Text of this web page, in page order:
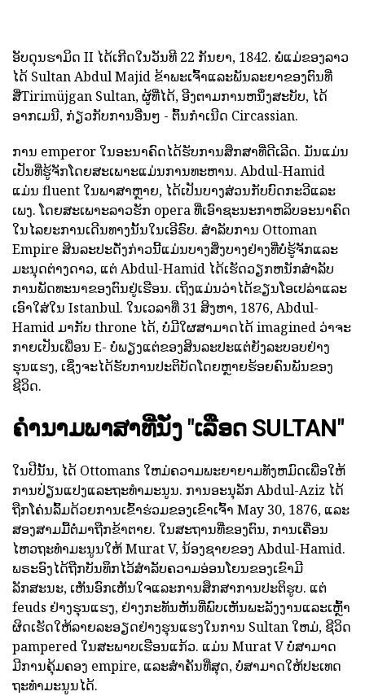
ອັບດຸນຮາມິດ II ໄດ້ເກີດໃນວັນທີ 22 ກັນຍາ, 1842. ພໍ່ແມ່ຂອງລາວ
ໄດ້ Sultan Abdul Majid ຂ້າພະເຈົ້າແລະພັນລະຍາຂອງຕົນທີ່
ສີ່Tirimüjgan Sultan, ຜູ້ທີ່ໄດ້, ອີງຕາມການຫນຶ່ງສະບັບ, ໄດ້
ອາກເມນີ, ກ່ຽວກັບການອື່ນໆ - ຕົ້ນກໍາເນີດ Circassian.
ການ emperor ໃນອະນາຄົດໄດ້ຮັບການສຶກສາທີ່ດີເລີດ. ມັນແມ່ນ
ເປັນທີ່ຮູ້ຈັກໂດຍສະເພາະແມ່ນການທະຫານ. Abdul-Hamid
ແມ່ນ fluent ໃນພາສາຫຼາຍ, ໄດ້ເປັນບາງສ່ວນກັບບົດກະວີແລະ
ເພງ. ໂດຍສະເພາະລາວຮັກ opera ທີ່ເອົາຊະນະກາຫລິບອະນາຄົດ
ໃນໄລຍະການເດີນທາງນັ້ນໃນເອີຣົບ. ສໍາລັບການ Ottoman
Empire ສິນລະປະດັ່ງກ່າວນີ້ແມ່ນບາງສິ່ງບາງຢ່າງທີ່ບໍ່ຮູ້ຈັກແລະ
ມະນຸດຕ່າງດາວ, ແຕ່ Abdul-Hamid ໄດ້ເຮັດວຽກຫນັກສໍາລັບ
ການພັດທະນາຂອງຕົນຢູ່ເຮືອນ. ເຖິງແມ່ນວ່າໄດ້ຂຽນໂອເປລ່າແລະ
ເອົາໃສ່ໃນ Istanbul. ໃນເວລາທີ່ 31 ສິງຫາ, 1876, Abdul-
Hamid ມາກັບ throne ໄດ້, ບໍ່ມີໃຜສາມາດໄດ້ imagined ວ່າຈະ
ກາຍເປັນເພື່ອນ E- ບໍ່ພຽງແຕ່ຂອງສິນລະປະແຕ່ຍັງລະບອບຢ່າງ
ຮຸນແຮງ, ເຊິ່ງຈະໄດ້ຮັບການປະຕິບັດໂດຍຫຼາຍຮ້ອຍຄົນພັນຂອງ
ຊີວິດ.
ຄໍານາມພາສາທີ່ນັ່ງ "ເລືອດ SULTAN"
ໃນປີນັ້ນ, ໄດ້ Ottomans ໃຫມ່ຄວາມພະຍາຍາມທັງຫມົດເພື່ອໃຫ້
ການປ່ຽນແປງແລະຖະທໍາມະນູນ. ການອະນຸລັກ Abdul-Aziz ໄດ້
ຖືກໂຄ່ນລົ້ມດ້ວຍການເຂົ້າຮ່ວມຂອງເຂົາເຈົ້າ May 30, 1876, ແລະ
ສອງສາມມື້ຕໍ່ມາຖືກຂ້າຕາຍ. ໃນສະຖານທີ່ຂອງຕົນ, ການເຄື່ອນ
ໄຫວຖະທໍາມະນູນໃຫ້ Murat V, ນ້ອງຊາຍຂອງ Abdul-Hamid.
ພຣະອົງໄດ້ຖືກບັນທຶກໄວ້ສໍາລັບຄວາມອ່ອນໂຍນຂອງເຂົາມີ
ລັກສະນະ, ເຫັນອົກເຫັນໃຈແລະການສຶກສາການປະຕິຮູບ. ແຕ່
feuds ຢ່າງຮຸນແຮງ, ຢ່າງກະທັນຫັນທີ່ພົບເຫັນພະລັງງານແລະເຫຼົ້າ
ຜິດເຮັດໃຫ້ລາຍລະອຽດຢ່າງຮຸນແຮງໃນການ Sultan ໃຫມ່, ຊີວິດ
pampered ໃນສະພາບເຮືອນແກ້ວ. ແມ່ນ Murat V ບໍ່ສາມາດ
ມີການຄຸ້ມຄອງ empire, ແລະສໍາຄັນທີ່ສຸດ, ບໍ່ສາມາດໃຫ້ປະເທດ
ຖະທໍາມະນູນໄດ້.